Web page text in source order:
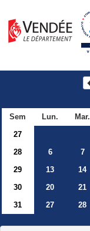
Sem Lun. Mar.
27
28
6 7
29
13 14
30
20 21
31
27 28